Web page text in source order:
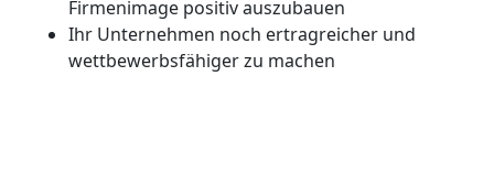
Firmenimage positiv auszubauen
Ihr Unternehmen noch ertragreicher und
wettbewerbsfähiger zu machen